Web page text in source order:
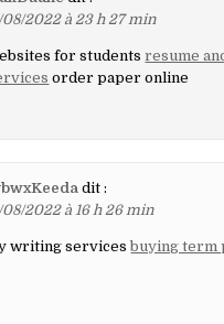
08/2022 à 23 h 27 min
for studentsresume
order paper online
dit :
08/2022 à 16 h 26 min
writing servicesbuying term